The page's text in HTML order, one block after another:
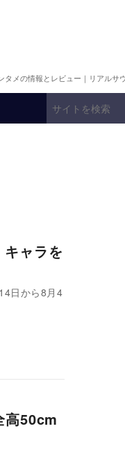
タメの情報とレビュー｜リアルサ
ャラを
日から8月4
高50cm